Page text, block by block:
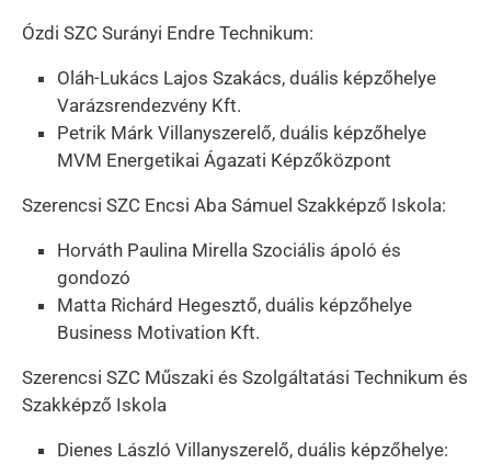
Ózdi SZC Surányi Endre Technikum:
Oláh-Lukács Lajos Szakács, duális képzőhelye
Varázsrendezvény Kft.
Petrik Márk Villanyszerelő, duális képzőhelye
MVM Energetikai Ágazati Képzőközpont
Szerencsi SZC Encsi Aba Sámuel Szakképző Iskola:
Horváth Paulina Mirella Szociális ápoló és
gondozó
Matta Richárd Hegesztő, duális képzőhelye
Business Motivation Kft.
Szerencsi SZC Műszaki és Szolgáltatási Technikum és
Szakképző Iskola
Dienes László Villanyszerelő, duális képzőhelye: